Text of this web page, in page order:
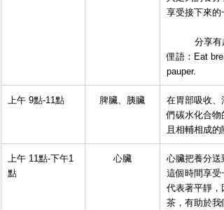
享受接下來的
俚語：Eat
pauper.
上午 9點-11點 脾臟、胰臟
在胃部吸收、
們碳水化合物
且相輔相成
​上午 11點-下午1
點
心臟
心臟把養分送
這個時間享受
代表著平靜，
茶，有助於我